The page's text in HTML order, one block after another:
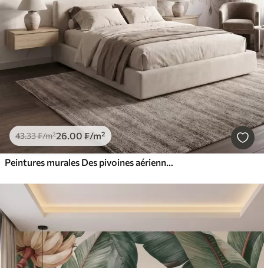
43.33₣/m²26.00 ₣/m²
Peintures murales Des pivoines aériennes aux douces nuances de beige poudré